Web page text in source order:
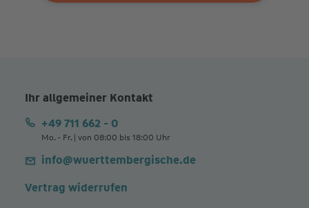
Ihr allgemeiner Kontakt
+49 711 662 - 0
Mo. - Fr. | von 08:00 bis 18:00 Uhr
info@wuerttembergische.de
Vertrag widerrufen